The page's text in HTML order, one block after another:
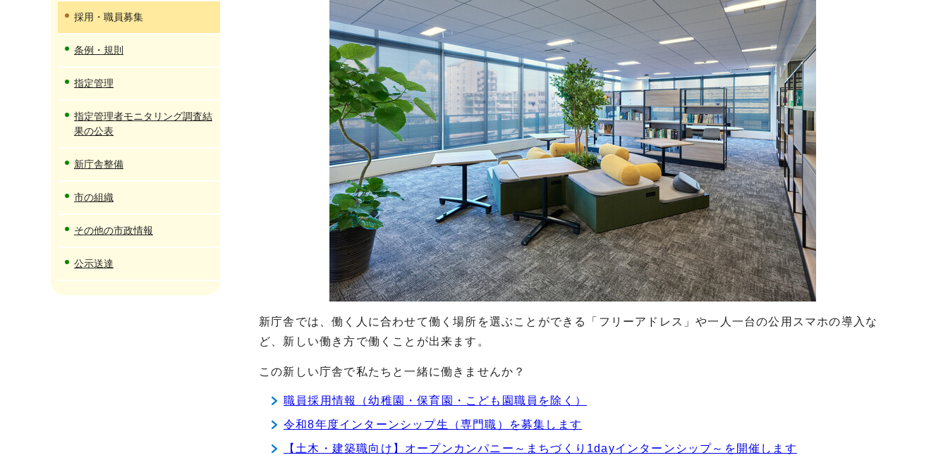
新庁舎では、働く人に合わせて働く場所を選ぶことができる「フリーアドレス」や一人一台の公用スマホの導入な
ど、新しい働き方で働くことが出来ます。
この新しい庁舎で私たちと一緒に働きませんか？
職員採用情報（幼稚園・保育園・こども園職員を除く）
令和8年度インターンシップ生（専門職）を募集します
【土木・建築職向け】オープンカンパニー～まちづくり1dayインターンシップ～を開催します
採用・職員募集
条例・規則
指定管理
指定管理者モニタリング調査結
果の公表
新庁舎整備
市の組織
その他の市政情報
公示送達